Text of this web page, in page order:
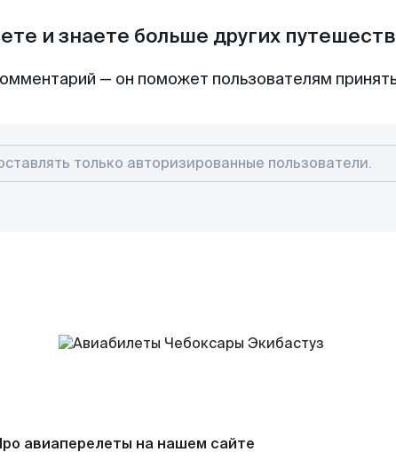
и знаете больше других
— он поможет пользователям
авиаперелеты на нашем сайте